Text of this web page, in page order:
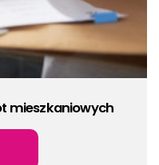
mieszkaniowych